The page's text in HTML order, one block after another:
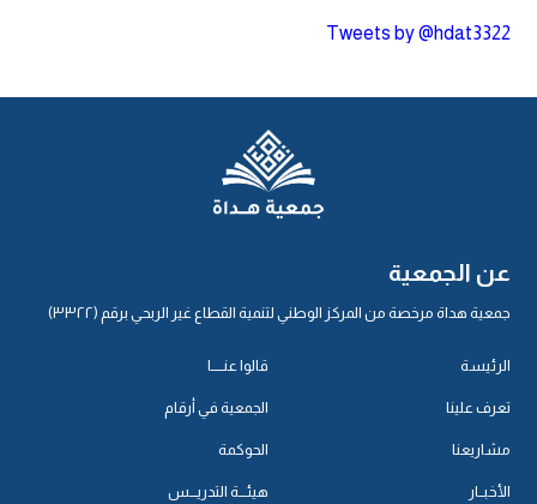
Tweets by @hdat3322
عن الجمعية
جمعية هداة مرخصة من المركز الوطني لتنمية القطاع غير الربحي برقم (٣٣٢٢)
الرئيسة
تعرف علينا
مشاريعنا
الأخبــار
قالوا عنـــــا
الجمعية في أرقام
الحوكمة
هيئـــة التدريـــس